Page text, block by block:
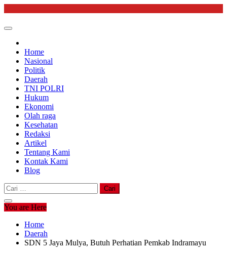
content
Home
Nasional
Politik
Daerah
TNI POLRI
Hukum
Ekonomi
Olah raga
Kesehatan
Redaksi
Artikel
Tentang Kami
Kontak Kami
Blog
Cari
untuk:
You are Here
Home
Daerah
SDN 5 Jaya Mulya, Butuh Perhatian Pemkab Indramayu